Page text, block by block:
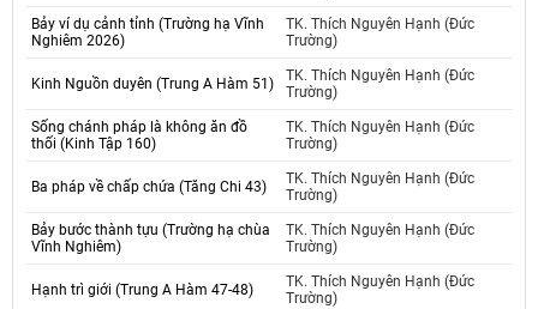
Bảy ví dụ cảnh tỉnh (Trường hạ Vĩnh
Nghiêm 2026)
TK. Thích Nguyên Hạnh (Đức
Trường)
Kinh Nguồn duyên (Trung A Hàm 51)
TK. Thích Nguyên Hạnh (Đức
Trường)
Sống chánh pháp là không ăn đồ
thối (Kinh Tập 160)
TK. Thích Nguyên Hạnh (Đức
Trường)
Ba pháp về chấp chứa (Tăng Chi 43)
TK. Thích Nguyên Hạnh (Đức
Trường)
Bảy bước thành tựu (Trường hạ chùa
Vĩnh Nghiêm)
TK. Thích Nguyên Hạnh (Đức
Trường)
Hạnh trì giới (Trung A Hàm 47-48)
TK. Thích Nguyên Hạnh (Đức
Trường)